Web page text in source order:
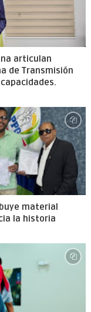
articulan
de Transmisión
material
la historia